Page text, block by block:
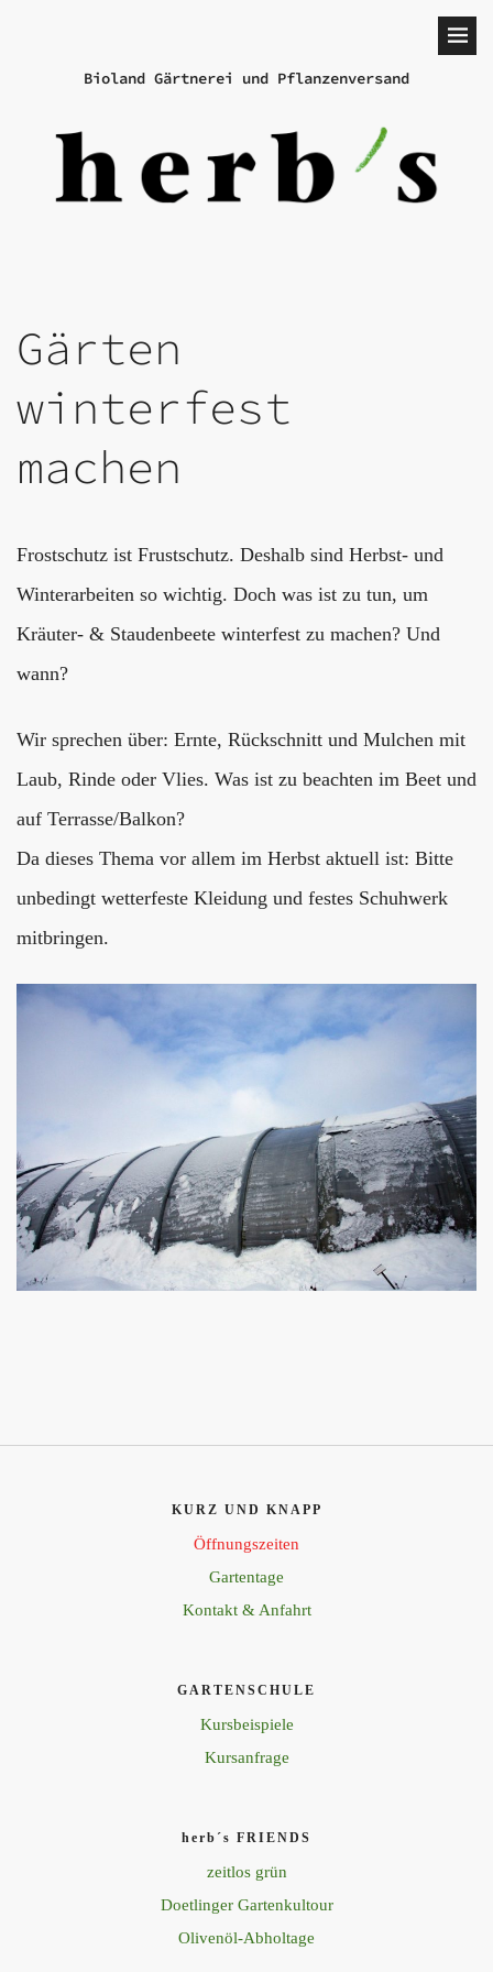
Bioland Gärtnerei und Pflanzenversand
Gärten
winterfest
machen
Frostschutz ist Frustschutz. Deshalb sind Herbst- und
Winterarbeiten so wichtig. Doch was ist zu tun, um
Kräuter- & Staudenbeete winterfest zu machen? Und
wann?
Wir sprechen über: Ernte, Rückschnitt und Mulchen mit
Laub, Rinde oder Vlies. Was ist zu beachten im Beet und
auf Terrasse/Balkon?
Da dieses Thema vor allem im Herbst aktuell ist: Bitte
unbedingt wetterfeste Kleidung und festes Schuhwerk
mitbringen.
KURZ UND KNAPP
Öffnungszeiten
Gartentage
Kontakt & Anfahrt
GARTENSCHULE
Kursbeispiele
Kursanfrage
herb´s FRIENDS
zeitlos grün
Doetlinger Gartenkultour
Olivenöl-Abholtage